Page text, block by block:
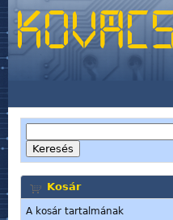
Kosár
A kosár tartalmának